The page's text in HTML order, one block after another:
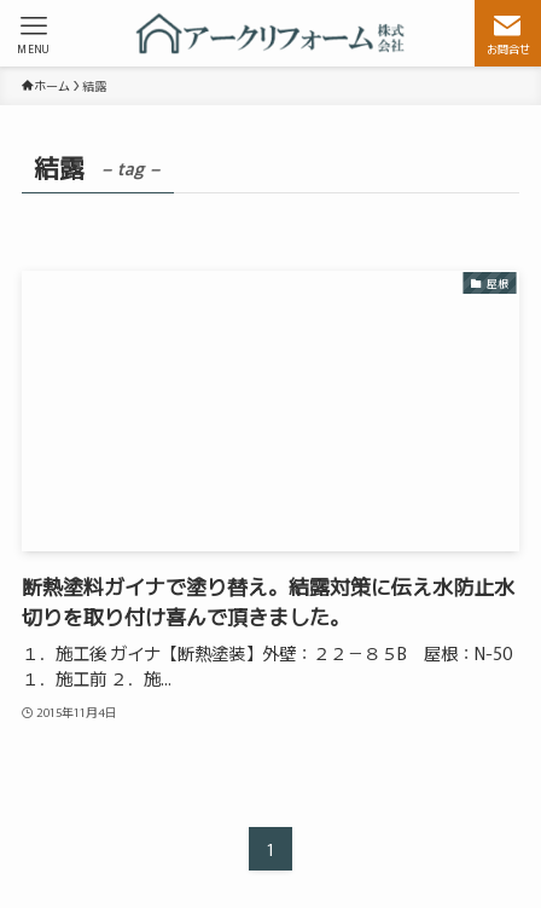
お問合せ
MENU
ホーム 結露
結露 – tag –
屋根
断熱塗料ガイナで塗り替え。結露対策に伝え水防止水
切りを取り付け喜んで頂きました。
１．施工後 ガイナ【断熱塗装】外壁：２２－８５B 屋根：N-50
１．施工前 ２．施...
2015年11月4日
1